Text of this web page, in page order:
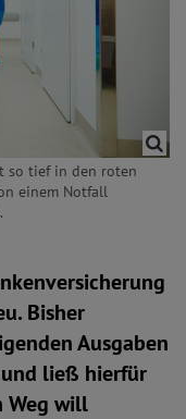
so tief in den roten
einem Notfall
Bisher
Ausgaben
ließ hierfür
Weg will